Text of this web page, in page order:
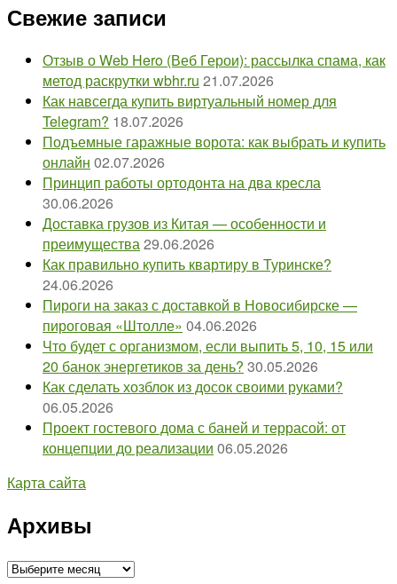
Свежие записи
Отзыв о Web Hero (Веб Герои): рассылка спама, как
метод раскрутки wbhr.ru 21.07.2026
Как навсегда купить виртуальный номер для
Telegram? 18.07.2026
Подъемные гаражные ворота: как выбрать и купить
онлайн 02.07.2026
Принцип работы ортодонта на два кресла
30.06.2026
Доставка грузов из Китая — особенности и
преимущества 29.06.2026
Как правильно купить квартиру в Туринске?
24.06.2026
Пироги на заказ с доставкой в Новосибирске —
пироговая «Штолле» 04.06.2026
Что будет с организмом, если выпить 5, 10, 15 или
20 банок энергетиков за день? 30.05.2026
Как сделать хозблок из досок своими руками?
06.05.2026
Проект гостевого дома с баней и террасой: от
концепции до реализации 06.05.2026
Карта сайта
Архивы
Архивы